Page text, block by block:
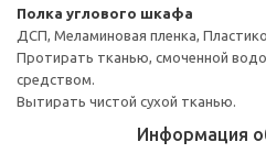
Полка углового шкафа
ДСП, Меламиновая пленка,
Протирать тканью, смоченной
средством.
Вытирать чистой сухой тканью.
Информация